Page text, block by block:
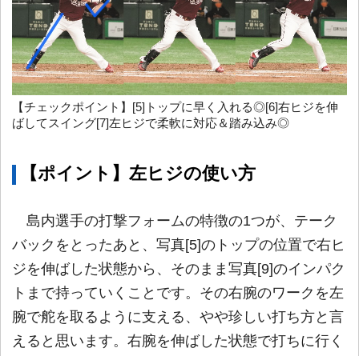
【チェックポイント】[5]トップに早く入れる◎[6]右ヒジを伸
ばしてスイング[7]左ヒジで柔軟に対応＆踏み込み◎
【ポイント】左ヒジの使い方
島内選手の打撃フォームの特徴の1つが、テーク
バックをとったあと、写真[5]のトップの位置で右ヒ
ジを伸ばした状態から、そのまま写真[9]のインパク
トまで持っていくことです。その右腕のワークを左
腕で舵を取るように支える、やや珍しい打ち方と言
えると思います。右腕を伸ばした状態で打ちに行く